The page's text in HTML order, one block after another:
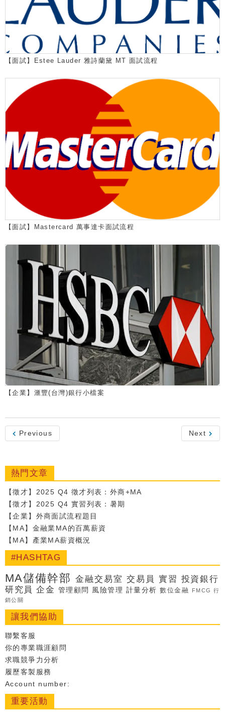
【面試】Estee Lauder 雅詩蘭黛 MT 面試流程
【面試】Mastercard 萬事達卡面試流程
【企業】滙豐(台灣)銀行小檔案
Previous Next
熱門文章
【徵才】2025 Q4 徵才列表：外商+MA
【徵才】2025 Q4 實習列表：暑期
【企業】外商面試流程題目
【MA】金融業MA的百萬薪資
【MA】產業MA薪資概況
#HASHTAG
MA儲備幹部 金融交易室 交易員 實習 投資銀行
研究員 企金 管理顧問 風險管理 計量分析 數位金融 FMCG 行
銷公關
讓我們協助
聯繫客服
你的專業職涯顧問
求職競爭力分析
履歷客製服務
Account number:
重要活動